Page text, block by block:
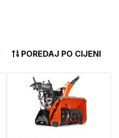
POREDAJ PO CIJENI